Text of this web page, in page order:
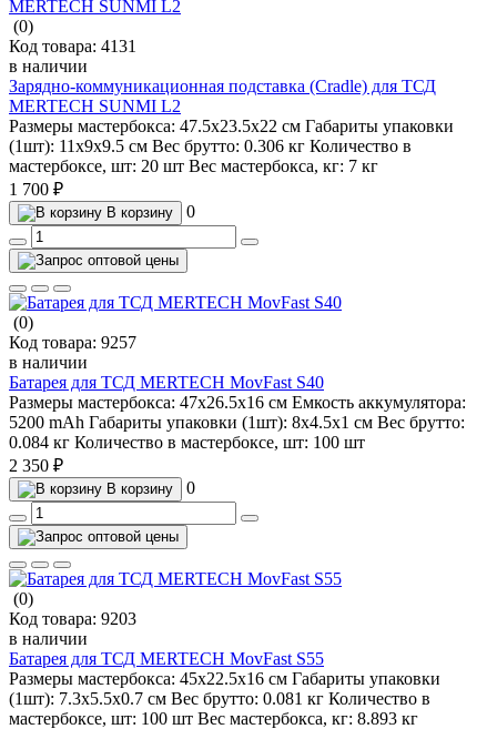
(0)
Код товара: 4131
в наличии
Зарядно-коммуникационная подставка (Cradle) для ТСД
MERTECH SUNMI L2
Размеры мастербокса: 47.5х23.5х22 см Габариты упаковки
(1шт): 11х9х9.5 см Вес брутто: 0.306 кг Количество в
мастербоксе, шт: 20 шт Вес мастербокса, кг: 7 кг
1 700 ₽
В корзину 0
(0)
Код товара: 9257
в наличии
Батарея для ТСД MERTECH MovFast S40
Размеры мастербокса: 47х26.5х16 см Емкость аккумулятора:
5200 mAh Габариты упаковки (1шт): 8х4.5х1 см Вес брутто:
0.084 кг Количество в мастербоксе, шт: 100 шт
2 350 ₽
В корзину 0
(0)
Код товара: 9203
в наличии
Батарея для ТСД MERTECH MovFast S55
Размеры мастербокса: 45х22.5х16 см Габариты упаковки
(1шт): 7.3х5.5х0.7 см Вес брутто: 0.081 кг Количество в
мастербоксе, шт: 100 шт Вес мастербокса, кг: 8.893 кг